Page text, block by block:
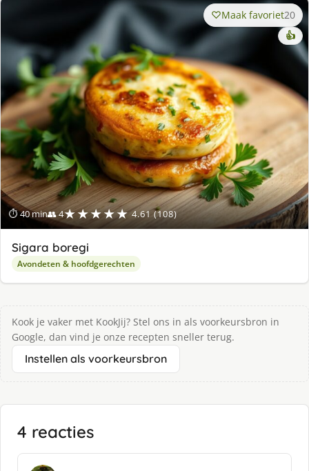
⏱ 40 min👥 4★★★★★ 4.61 (108)
Maak favoriet20
👍
Sigara boregi
Avondeten & hoofdgerechten
Kook je vaker met KookJij? Stel ons in als voorkeursbron in
Google, dan vind je onze recepten sneller terug.
Instellen als voorkeursbron
4 reacties